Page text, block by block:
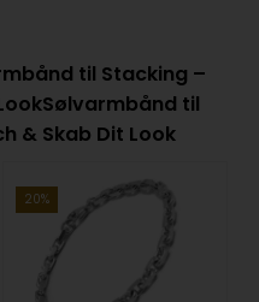
til Stacking –
til
& Skab Dit Look
20%